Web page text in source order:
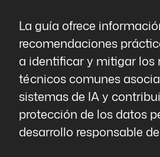
La guía ofrece
recomendaciones
a identificar y mitigar los
técnicos comunes
sistemas de IA y
protección de los datos
desarrollo responsable